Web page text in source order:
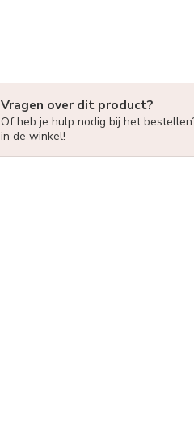
Vragen over dit product?
Of heb je hulp nodig bij het
in de winkel!